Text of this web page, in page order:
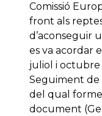
Comissió
front als
d’aconseguir
es va acordar
juliol i octubre
Seguiment de
del qual
document